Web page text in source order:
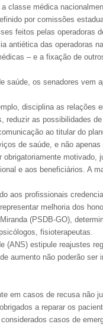
classe médica
por comissões
feitos pelas
antiética das operadoras
– e a fixação de
os senadores vem
disciplina as
as possibilidades
ao titular do
de saúde, e não
e aos beneficiários. A
aos profissionais
melhoria dos
(PSDB-GO),
fisioterapeutas.
(ANS) estipule reajustes
aumento não poderão
em casos de recusa não
a reparar os
casos de